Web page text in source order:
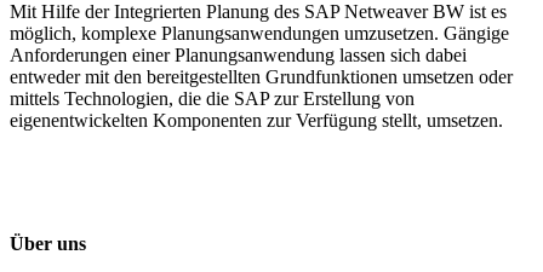
Mit Hilfe der Integrierten Planung des SAP Netweaver BW ist es
möglich, komplexe Planungsanwendungen umzusetzen. Gängige
Anforderungen einer Planungsanwendung lassen sich dabei
entweder mit den bereitgestellten Grundfunktionen umsetzen oder
mittels Technologien, die die SAP zur Erstellung von
eigenentwickelten Komponenten zur Verfügung stellt, umsetzen.
Über uns